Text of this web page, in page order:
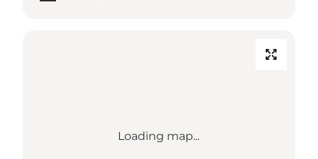
Loading map...